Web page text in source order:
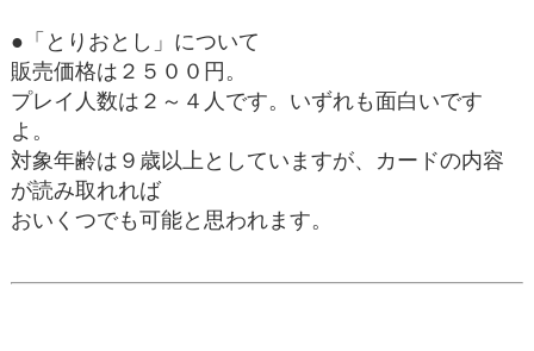
●「とりおとし」について
販売価格は２５００円。
プレイ人数は２～４人です。いずれも面白いです
よ。
対象年齢は９歳以上としていますが、カードの内容
が読み取れれば
おいくつでも可能と思われます。